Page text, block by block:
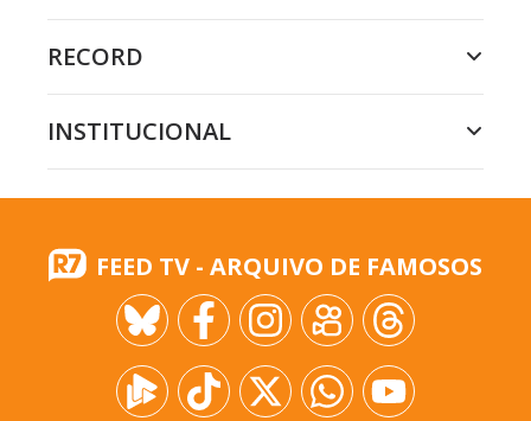
RECORD
INSTITUCIONAL
FEED TV - ARQUIVO DE FAMOSOS